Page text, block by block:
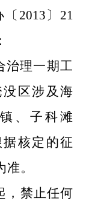
〔 2013 〕 21
治理一期工
区涉及海
、子科滩
核定的征
。
，禁止任何